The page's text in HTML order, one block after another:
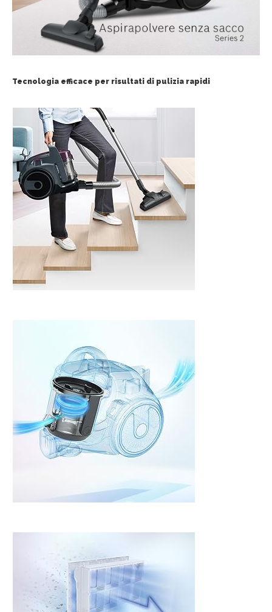
Tecnologia efficace per risultati di pulizia rapidi